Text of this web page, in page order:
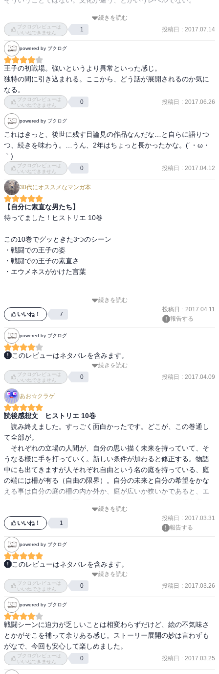
鉄火の戦場ではまだまだ傍観者でいられるエウネメスも、政治とい
う戦場ではそうもいっていられない状況に。個人の感情・思惑を踏
みつぶして回る車輪にいつの間にか組み込まれています。抜け出し
たい。それが困難なことは重々承知だけど、抜け出したい。それは
子供のイヤイヤと同じ感覚なのかもしれないけれど。
でも、何気なく左腕選抜とか考えちゃうところが、目に留まっちゃ
うんだよなぁ、ついつい。才能の発露とか言われてしまう始末。苦
労は続きます。
続きを読む
ブクログレビューは
いいねできません
1 投稿日 : 2017.07.14
powered by ブクログ
王子の初戦場。強いというより異常といった感じ。
独特の間に引き込まれる。ここから、どう話が展開されるのか気に
ブクログレビューは
いいねできません
0 投稿日 : 2017.06.26
powered by ブクログ
これはきっと、後世に残す目論見の作品なんだな…と自らに語りつ
つ、続きを味わう。…うん、2年はちょっと長かったかな。(´・ω・
｀)
ブクログレビューは
いいねできません
0 投稿日 : 2017.04.12
30代にオススメなマンガ本
【自分に素直な男たち】
待ってました！ヒストリエ 10巻
この10巻でグッときた3つのシーン
・戦闘での王子の姿
・戦闘での王子の素直さ
・エウメネスがかけた言葉
まず、王子が戦場で発した言葉
全ての事象が流動的」
「戦う我ら兵士も常に臨機応変に
対応してゆかねばならない」
上司からの指示を待っているだけだと
どうなるのか、動くことの出来ない
兵士達の結末は悲惨です。
上司の命令がなくとも
その戦場で動けるかで
それを印象付ける
戦闘シーンでした。
他にも、素直に他のいいところを吸収
しようとする王子の姿に驚きです。
全てをスポンジのように吸収します。
そしてインパクトが強かったのは
エウメネスが恋人にかけた言葉
続きを読む
いいね！ 7
投稿日 : 2017.04.11
報告する
powered by ブクログ
このレビューはネタバレを含みます。
またまた主人公に転機が訪れた
優秀であるが故に起こる障害
今までの障害を優秀さで乗り越えてきたのとは少し違う
ままならないものである
主人公と対等に渡り合えそうな王子の行く末も気になる所
続きを読む
ブクログレビューは
いいねできません
0 投稿日 : 2017.04.09
あお☆クラゲ
読後感想文 ヒストリエ 10巻
読み終えました。すっごく面白かったです。どこが、この巻通し
て全部が。
それぞれの立場の人間が、自分の思い描く未来を持っていて、そ
うなる様に手を打っていく。新しい条件が加わると修正する。物語
中にも出てきますが人それぞれ自由という名の庭を持っている、庭
の端には柵が有る（自由の限界）。自分の未来と自分の希望をかな
える事は自分の庭の柵の内か外か、庭が広いか狭いかであると、エ
あるフィリッポス王が一番広い庭を持っている。
国と国との戦争で殺伐とした中をヒョウヒョウと存在するエウメ
ネス。エウメネスがスーパーマンのように読んでいましたが新生ア
レクサンドロス将軍の超人、人間の長所を見抜き適所に配置する能
力にすぐれたフィリッポス王、全てを理解し先手先手を打ち新情報
を得ると理解し修正できるアンティパトロス、敵？にもフォーキオ
ンという世界を、世の理を解っているような人、と誰でも主役を張
れそうな登場人物。そんな時代の流れの中をヒョウヒョウと泳いで
いるエウメネス。主人公が軽い感じで（全体を通せばもちろん熱い
処もあります。）いてくれるのでとても読みやすいです。
次巻が待遠しい。ヒストリエは次巻がでるまで暇がかかりすぎ、
なんとかして。
続きを読む
いいね！ 1
投稿日 : 2017.03.31
報告する
powered by ブクログ
このレビューはネタバレを含みます。
今巻はアレクサンドロスが主役。
カイロネイアの戦いが終わったけれど、一体どこまで描くんだろ
う？
楽しみだけど、面白過ぎるだけに、完結するかが不安。
あとエウメネスはやはり悲恋が似合う。せめて良い本に出会うなり
して良い目にあってほしいところ。
続きを読む
ブクログレビューは
いいねできません
0 投稿日 : 2017.03.26
powered by ブクログ
戦闘シーンに迫力が乏しいことは相変わらずだけど、絵の不気味さ
とかがそこを補って余りある感じ。ストーリー展開の妙は言わずも
がなで、今回も安心して楽しめました。
ブクログレビューは
いいねできません
0 投稿日 : 2017.03.25